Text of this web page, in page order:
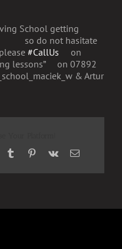
School getting
so do not hasitate
please #CallUs
on
lessons”
on 07892
& Artur
TumblrPinterest
Vk Email